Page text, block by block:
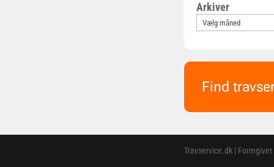
Arkiver
Find
Travservice.dk |